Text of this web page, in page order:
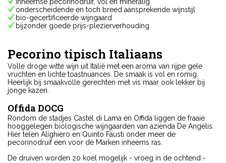
inheemse pecorinodruif, vol en mineralig
onderscheidende en toch breed aansprekende wijnstijl
bio-gecertificeerde wijngaard
bijzonder goede prijs-plezierverhouding
Pecorino tipisch Italiaans
Volle droge witte wijn uit Italië met een aroma van rijpe gele
vruchten en lichte toastnuances. De smaak is vol en romig.
Heerlijk bij smaakvolle gerechten met vis maar ook lekker bij
jonge kazen.
Offida DOCG
Rondom de stadjes Castel di Lama en Offida liggen de fraaie
hooggelegen biologische wijngaarden van azienda De Angelis.
Hier telen Alighiero en Quinto Fausti onder meer de
pecorinodruif een voor de Marken inheems ras.
De druiven worden zo koel mogelijk - vroeg in de ochtend -